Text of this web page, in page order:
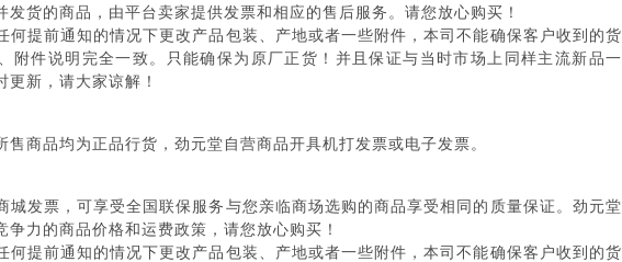
发货的商品，由平台卖家提供发票和相应的售后服务。请您放心购买！
何提前通知的情况下更改产品包装、产地或者一些附件，本司不能确保客户收到的货
附件说明完全一致。只能确保为原厂正货！并且保证与当时市场上同样主流新品一
新，请大家谅解！
售商品均为正品行货，劲元堂自营商品开具机打发票或电子发票。
城发票，可享受全国联保服务与您亲临商场选购的商品享受相同的质量保证。劲元堂
争力的商品价格和运费政策，请您放心购买！
何提前通知的情况下更改产品包装、产地或者一些附件，本司不能确保客户收到的货